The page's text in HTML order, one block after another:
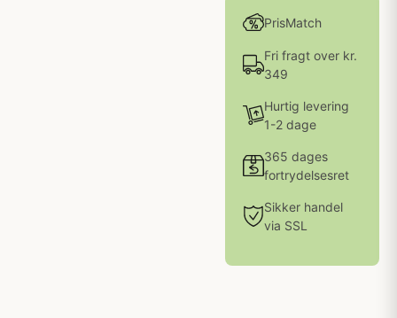
PrisMatch
Fri fragt over kr.
349
Hurtig levering
1-2 dage
365 dages
fortrydelsesret
Sikker handel
via SSL